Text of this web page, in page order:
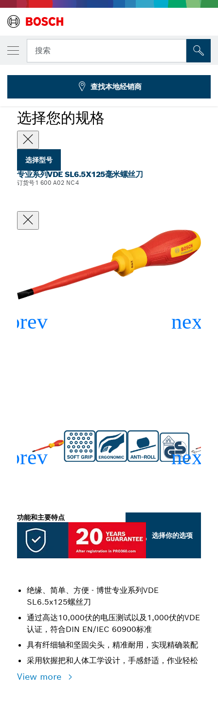
搜索
... 专业系列VDE SL6.5x125毫米螺丝刀
选择您的规格
选择型号
专业系列VDE SL6.5X125毫米螺丝刀
订货号1 600 A02 NC4
绝缘、简单、方便 - 博世专业系列VDE
SL6.5x125螺丝刀
通过高达10,000伏的电压测试以及1,000伏的VDE
认证，符合DIN EN/IEC 60900标准
具有纤细轴和坚固尖头，精准耐用，实现精确装配
采用软握把和人体工学设计，手感舒适，作业轻松
View more
功能和主要特点
选择你的选项
您选择的型号
SL6.5x125 VDE螺丝刀
1 600 A02 NC4
查找本地经销商